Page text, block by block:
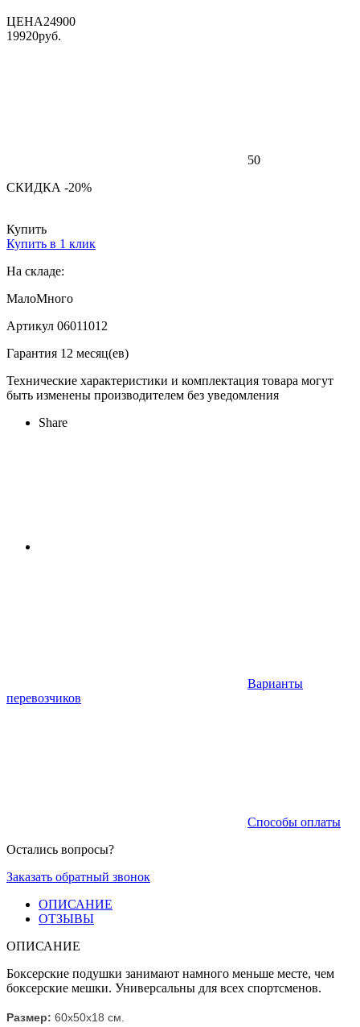
ЦЕНА24900
19920руб.
50
СКИДКА -20%
Купить
Купить в 1 клик
На складе:
МалоМного
Артикул 06011012
Гарантия 12 месяц(ев)
Технические характеристики и комплектация товара могут
быть изменены производителем без уведомления
Share
Варианты
перевозчиков
Способы оплаты
Остались вопросы?
Заказать обратный звонок
ОПИСАНИЕ
ОТЗЫВЫ
ОПИСАНИЕ
Боксерские подушки занимают намного меньше месте, чем
боксерские мешки. Универсальны для всех спортсменов.
Размер: 60х50х18 см.